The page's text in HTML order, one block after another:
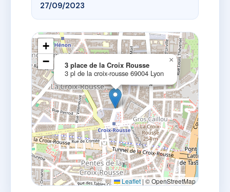
27/09/2023
3 place de la Croix Rousse
3 pl de la croix-rousse 69004 Lyon
×
+
−
Leaflet | © OpenStreetMap